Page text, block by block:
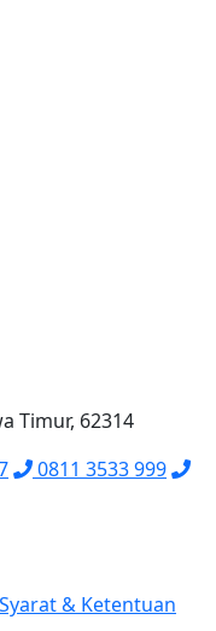
Timur, 62314
0811 3533 999
Syarat & Ketentuan